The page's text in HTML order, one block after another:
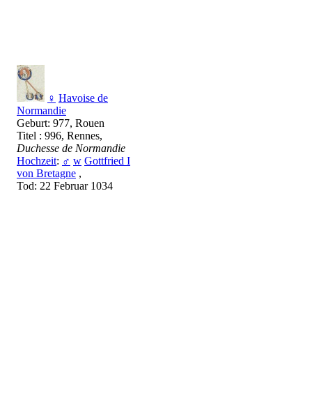
♀ Havoise de
Normandie
Geburt: 977, Rouen
Titel : 996, Rennes,
Duchesse de Normandie
Hochzeit: ♂ w Gottfried I
von Bretagne ,
Tod: 22 Februar 1034